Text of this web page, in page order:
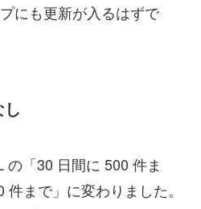
にも更新が入るはずで
「30 日間に 500 件ま
まで」に変わりました。